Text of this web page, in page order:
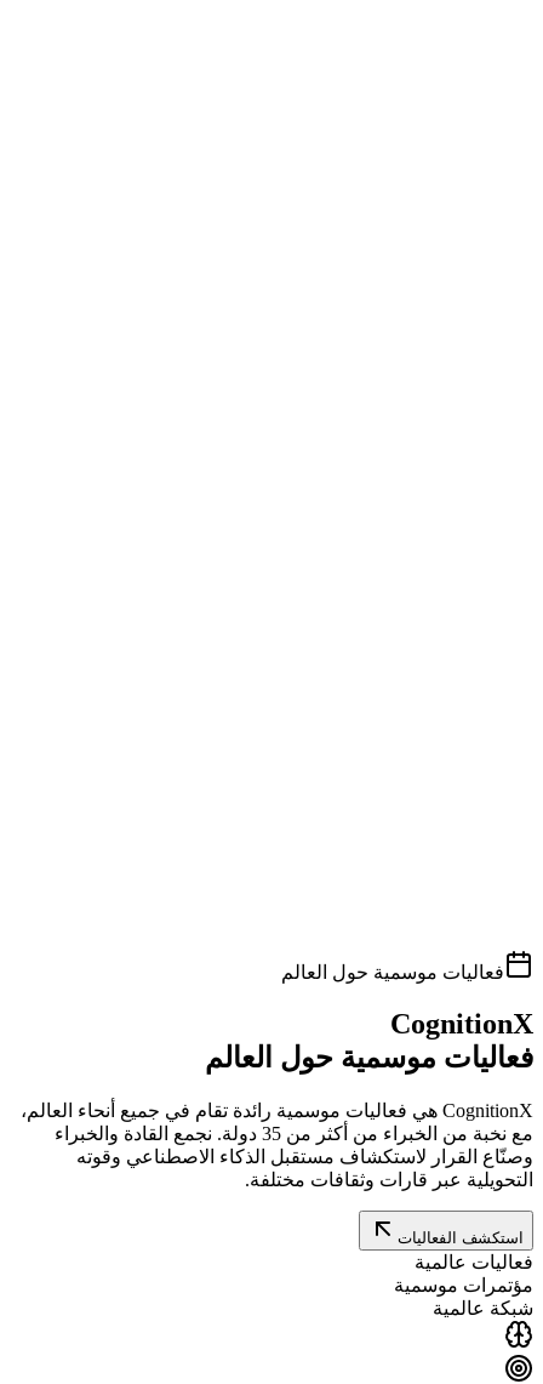
فعاليات موسمية حول العالم
CognitionX
فعاليات موسمية حول العالم
CognitionX هي فعاليات موسمية رائدة تقام في جميع أنحاء العالم،
مع نخبة من الخبراء من أكثر من 35 دولة. نجمع القادة والخبراء
وصنّاع القرار لاستكشاف مستقبل الذكاء الاصطناعي وقوته
التحويلية عبر قارات وثقافات مختلفة.
استكشف الفعاليات
فعاليات عالمية
مؤتمرات موسمية
شبكة عالمية